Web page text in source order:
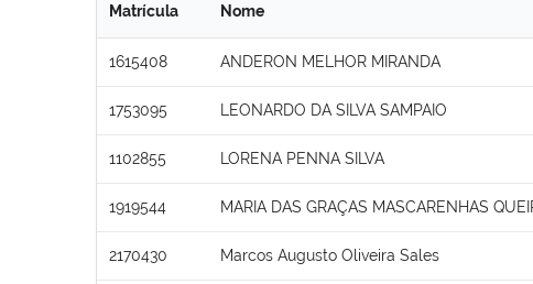
Matrícula Nome
1615408 ANDERON MELHOR MIRANDA
1753095 LEONARDO DA SILVA SAMPAIO
1102855 LORENA PENNA SILVA
1919544 MARIA DAS GRAÇAS MASCARENHAS
2170430 Marcos Augusto Oliveira Sales